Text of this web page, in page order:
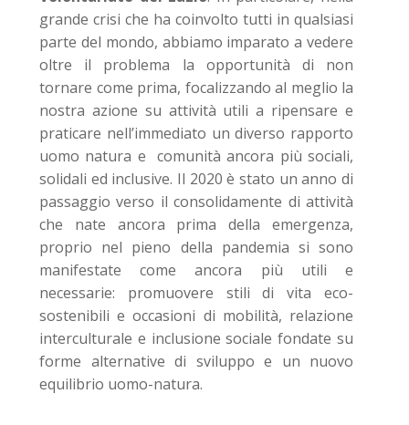
grande crisi che ha coinvolto tutti in qualsiasi
parte del mondo, abbiamo imparato a vedere
oltre il problema la opportunità di non
tornare come prima, focalizzando al meglio la
nostra azione su attività utili a ripensare e
praticare nell’immediato un diverso rapporto
uomo natura e comunità ancora più sociali,
solidali ed inclusive. Il 2020 è stato un anno di
passaggio verso il consolidamente di attività
che nate ancora prima della emergenza,
proprio nel pieno della pandemia si sono
manifestate come ancora più utili e
necessarie: promuovere stili di vita eco-
sostenibili e occasioni di mobilità, relazione
interculturale e inclusione sociale fondate su
forme alternative di sviluppo e un nuovo
equilibrio uomo-natura.